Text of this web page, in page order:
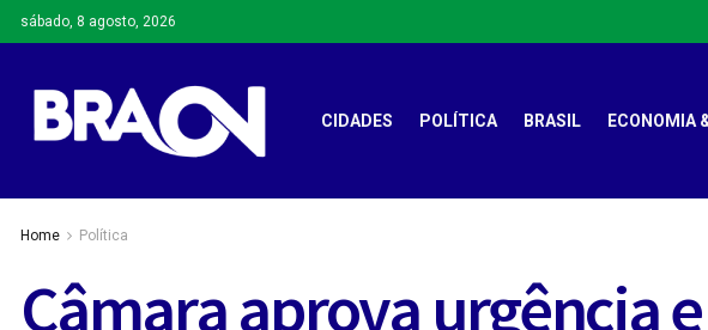
sábado, 8 agosto, 2026
CIDADES POLÍTICA BRASIL ECONOMIA
Home Política
Câmara aprova urgência